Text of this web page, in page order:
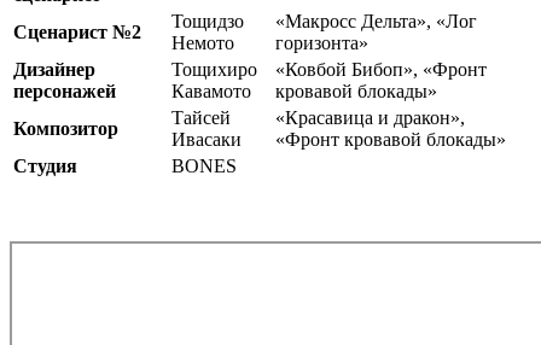
Сценарист №2
Тощидзо
Немото
«Макросс Дельта», «Лог
горизонта»
Дизайнер
персонажей
Тощихиро
Кавамото
«Ковбой Бибоп», «Фронт
кровавой блокады»
Композитор
Тайсей
Ивасаки
«Красавица и дракон»,
«Фронт кровавой блокады»
Студия
BONES